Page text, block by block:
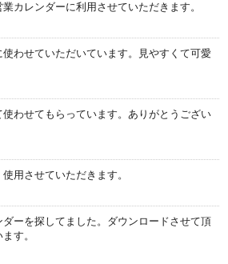
カレンダーに利用させていただきます。
わせていただいています。見やすくて可愛
わせてもらっています。ありがとうござい
用させていただきます。
ーを探してました。ダウンロードさせて頂
す。